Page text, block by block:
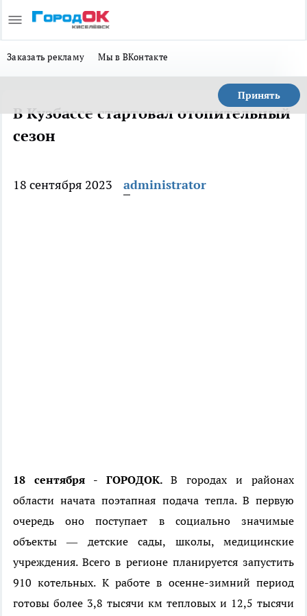
Заказать рекламу Мы в ВКонтакте
Принять
В Кузбассе стартовал отопительный
сезон
18 сентября 2023 administrator
18 сентября - ГОРОДОК.В городах и районах
области начата поэтапная подача тепла. В первую
очередь оно поступает в социально значимые
объекты — детские сады, школы, медицинские
учреждения. Всего в регионе планируется запустить
910 котельных. К работе в осенне-зимний период
готовы более 3,8 тысячи км тепловых и 12,5 тысячи